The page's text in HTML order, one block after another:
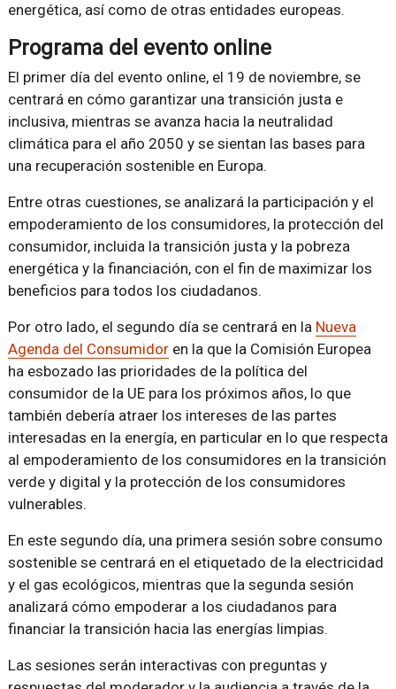
energética, así como de otras entidades europeas.
Programa del evento online
El primer día del evento online, el 19 de noviembre, se
centrará en cómo garantizar una transición justa e
inclusiva, mientras se avanza hacia la neutralidad
climática para el año 2050 y se sientan las bases para
una recuperación sostenible en Europa.
Entre otras cuestiones, se analizará la participación y el
empoderamiento de los consumidores, la protección del
consumidor, incluida la transición justa y la pobreza
energética y la financiación, con el fin de maximizar los
beneficios para todos los ciudadanos.
Por otro lado, el segundo día se centrará en la Nueva
Agenda del Consumidoren la que la Comisión Europea
ha esbozado las prioridades de la política del
consumidor de la UE para los próximos años, lo que
también debería atraer los intereses de las partes
interesadas en la energía, en particular en lo que respecta
al empoderamiento de los consumidores en la transición
verde y digital y la protección de los consumidores
vulnerables.
En este segundo día, una primera sesión sobre consumo
sostenible se centrará en el etiquetado de la electricidad
y el gas ecológicos, mientras que la segunda sesión
analizará cómo empoderar a los ciudadanos para
financiar la transición hacia las energías limpias.
Las sesiones serán interactivas con preguntas y